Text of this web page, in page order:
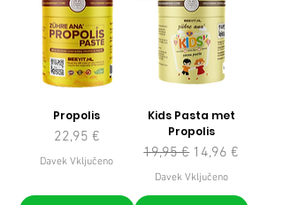
Propolis
Cena
22,95 €
Davek Vključeno
Kids Pasta met
Propolis
Redna cena
19,95 € Cena na
14,96 €
Davek Vključeno